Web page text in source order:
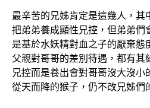
最辛苦的兄姊肯定是這幾人，其
把弟弟養成顯性兄控，但弟弟們
是基於水妖精對血之子的厭棄態
父親對哥哥的差別待遇，都有其
兄控而是養出會對哥哥沒大沒小
從天而降的猴子，仍不改兄姊們